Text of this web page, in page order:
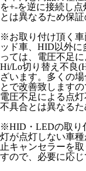
を+-を逆に接続し
とは異なるため保証
※お取り付け頂く車
ッド車、HID以外に
っては、電圧不足
Hi/Lo切り替え不良
ざいます。多くの
とで改善致します
電圧不足による点
不具合とは異なるた
※HID・LEDの取り
灯が点灯しない車
止キャンセラーを
すので、必要に応じ